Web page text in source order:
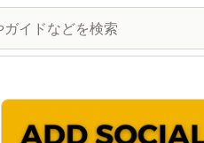
特集の画像ギャラリー